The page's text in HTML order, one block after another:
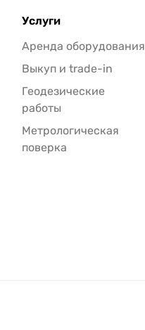
Услуги
Аренда оборудования
Выкуп и trade-in
Геодезические
работы
Метрологическая
поверка